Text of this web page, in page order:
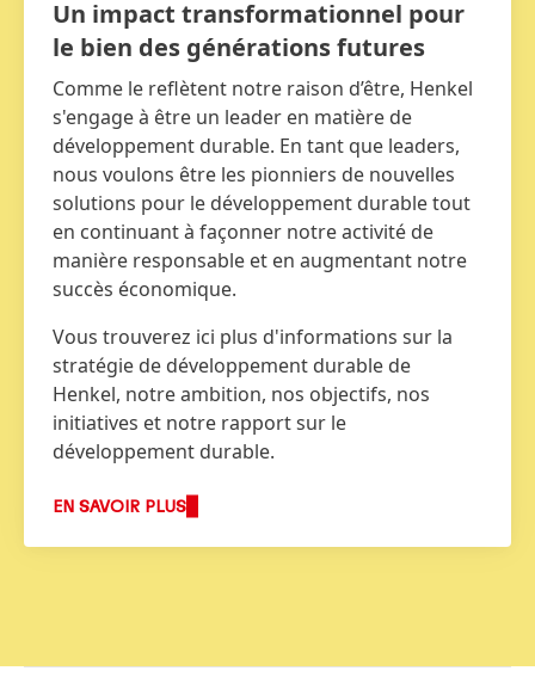
Un impact transformationnel pour
le bien des générations futures
Comme le reflètent notre raison d’être, Henkel
s'engage à être un leader en matière de
développement durable. En tant que leaders,
nous voulons être les pionniers de nouvelles
solutions pour le développement durable tout
en continuant à façonner notre activité de
manière responsable et en augmentant notre
succès économique.
Vous trouverez ici plus d'informations sur la
stratégie de développement durable de
Henkel, notre ambition, nos objectifs, nos
initiatives et notre rapport sur le
développement durable.
EN SAVOIR PLUS